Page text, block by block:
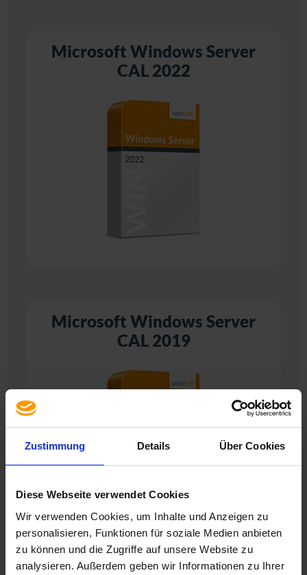
Zustimmung Details Über Cookies
Diese Webseite verwendet Cookies
Wir verwenden Cookies, um Inhalte und Anzeigen zu
personalisieren, Funktionen für soziale Medien anbieten
zu können und die Zugriffe auf unsere Website zu
analysieren. Außerdem geben wir Informationen zu Ihrer
Microsoft Windows Server
CAL 2022
Microsoft Windows Server
CAL 2019